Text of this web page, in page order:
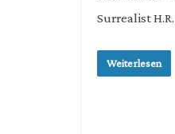
Surrealist
Weiterlesen